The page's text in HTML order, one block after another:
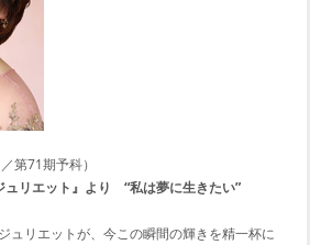
第71期予科）
ュリエット』より “私は夢に生きたい”
ュリエットが、今この瞬間の輝きを精一杯に